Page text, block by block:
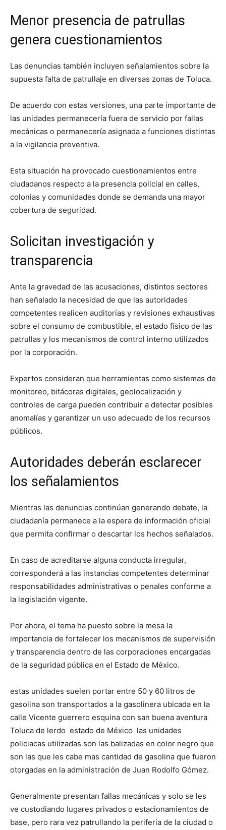
Menor presencia de patrullas
genera cuestionamientos
Las denuncias también incluyen señalamientos sobre la
supuesta falta de patrullaje en diversas zonas de Toluca.
De acuerdo con estas versiones, una parte importante de
las unidades permanecería fuera de servicio por fallas
mecánicas o permanecería asignada a funciones distintas
a la vigilancia preventiva.
Esta situación ha provocado cuestionamientos entre
ciudadanos respecto a la presencia policial en calles,
colonias y comunidades donde se demanda una mayor
cobertura de seguridad.
Solicitan investigación y
transparencia
Ante la gravedad de las acusaciones, distintos sectores
han señalado la necesidad de que las autoridades
competentes realicen auditorías y revisiones exhaustivas
sobre el consumo de combustible, el estado físico de las
patrullas y los mecanismos de control interno utilizados
por la corporación.
Expertos consideran que herramientas como sistemas de
monitoreo, bitácoras digitales, geolocalización y
controles de carga pueden contribuir a detectar posibles
anomalías y garantizar un uso adecuado de los recursos
públicos.
Autoridades deberán esclarecer
los señalamientos
Mientras las denuncias continúan generando debate, la
ciudadanía permanece a la espera de información oficial
que permita confirmar o descartar los hechos señalados.
En caso de acreditarse alguna conducta irregular,
corresponderá a las instancias competentes determinar
responsabilidades administrativas o penales conforme a
la legislación vigente.
Por ahora, el tema ha puesto sobre la mesa la
importancia de fortalecer los mecanismos de supervisión
y transparencia dentro de las corporaciones encargadas
de la seguridad pública en el Estado de México.
estas unidades suelen portar entre 50 y 60 litros de
gasolina son transportados a la gasolinera ubicada en la
calle Vicente guerrero esquina con san buena aventura
Toluca de lerdo estado de México las unidades
policiacas utilizadas son las balizadas en color negro que
son las que les cabe mas cantidad de gasolina que fueron
otorgadas en la administración de Juan Rodolfo Gómez.
Generalmente presentan fallas mecánicas y solo se les
ve custodiando lugares privados o estacionamientos de
base, pero rara vez patrullando la periferia de la ciudad o